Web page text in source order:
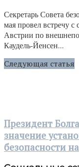
Секретарь Совета
мая провел встречу с
Австрии по
Каудель-Йенсен...
Следующая статья
Президент
значение
безопасности